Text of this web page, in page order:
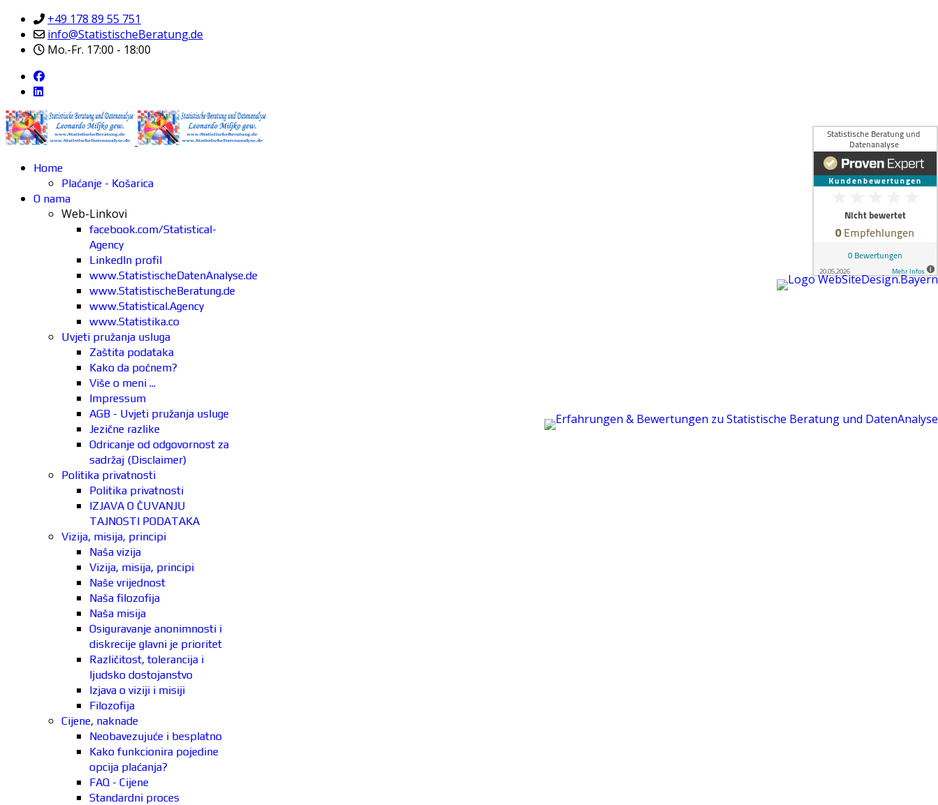
+49 178 89 55 751
info@StatistischeBeratung.de
Mo.-Fr. 17:00 - 18:00
Home
Plaćanje - Košarica
O nama
Web-Linkovi
facebook.com/Statistical-
Agency
LinkedIn profil
www.StatistischeDatenAnalyse.de
www.StatistischeBeratung.de
www.Statistical.Agency
www.Statistika.co
Uvjeti pružanja usluga
Zaštita podataka
Kako da počnem?
Više o meni ...
Impressum
AGB - Uvjeti pružanja usluge
Jezične razlike
Odricanje od odgovornost za
sadržaj (Disclaimer)
Politika privatnosti
Politika privatnosti
IZJAVA O ČUVANJU
TAJNOSTI PODATAKA
Vizija, misija, principi
Naša vizija
Vizija, misija, principi
Naše vrijednost
Naša filozofija
Naša misija
Osiguravanje anonimnosti i
diskrecije glavni je prioritet
Različitost, tolerancija i
ljudsko dostojanstvo
Izjava o viziji i misiji
Filozofija
Cijene, naknade
Neobavezujuće i besplatno
Kako funkcionira pojedine
opcija plaćanja?
FAQ - Cijene
Standardni proces